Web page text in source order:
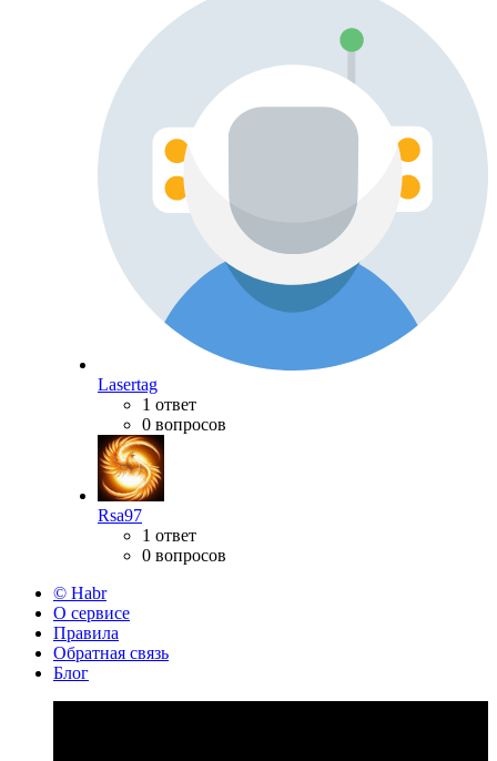
Lasertag
1 ответ
0 вопросов
Rsa97
1 ответ
0 вопросов
© Habr
О сервисе
Правила
Обратная связь
Блог